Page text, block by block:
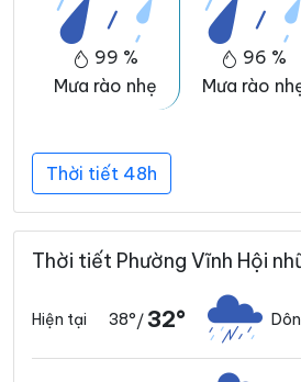
99 %
Mưa rào nhẹ
96 %
Mưa rào
Thời tiết 48h
Thời tiết Phường Vĩnh Hội
Hiện tại 38°/ 32°